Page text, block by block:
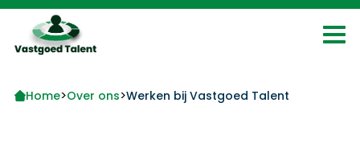
Home>Over ons>Werken bij Vastgoed Talent